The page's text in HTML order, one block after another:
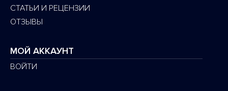
СТАТЬИ И РЕЦЕНЗИИ
ОТЗЫВЫ
МОЙ АККАУНТ
ВОЙТИ